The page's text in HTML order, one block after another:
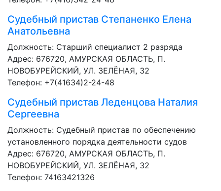
Судебный пристав Степаненко Елена
Анатольевна
Должность: Старший специалист 2 разряда
Адрес: 676720, АМУРСКАЯ ОБЛАСТЬ, П.
НОВОБУРЕЙСКИЙ, УЛ. ЗЕЛЁНАЯ, 32
Телефон: +7(41634)2-24-48
Судебный пристав Леденцова Наталия
Сергеевна
Должность: Судебный пристав по обеспечению
установленного порядка деятельности судов
Адрес: 676720, АМУРСКАЯ ОБЛАСТЬ, П.
НОВОБУРЕЙСКИЙ, УЛ. ЗЕЛЁНАЯ, 32
Телефон: 74163421326